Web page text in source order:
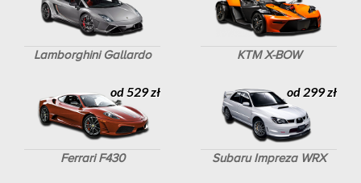
Lamborghini Gallardo KTM X-BOW
Ferrari F430
od 529 zł
Subaru Impreza WRX
od 299 zł